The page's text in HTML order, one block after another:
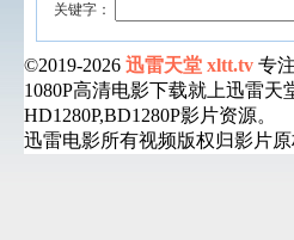
关键字：
©2019-2026 迅雷天堂 xltt.tv 专
1080P高清电影下载就上迅雷
HD1280P,BD1280P影片资源。
迅雷电影所有视频版权归影片